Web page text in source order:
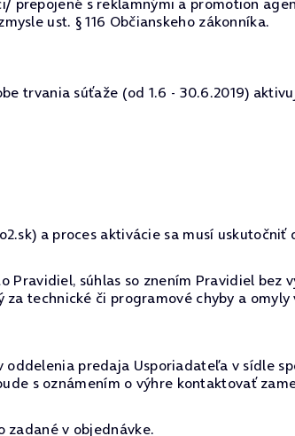
ust. § 116 Občianskeho zákonníka.
trvania súťaže (od 1.6 - 30.6.2019)
a proces aktivácie sa musí
Pravidiel, súhlas so znením Pravidiel bez
technické či programové chyby a omyly
predaja Usporiadateľa v sídle
s oznámením o výhre kontaktovať
zadané v objednávke.